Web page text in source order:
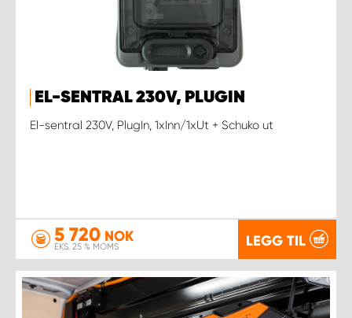
EL-SENTRAL 230V, PLUGIN
El-sentral 230V, PlugIn, 1xInn/1xUt + Schuko ut
5 720 NOK
EKS. 25 % MOMS LEGG TIL